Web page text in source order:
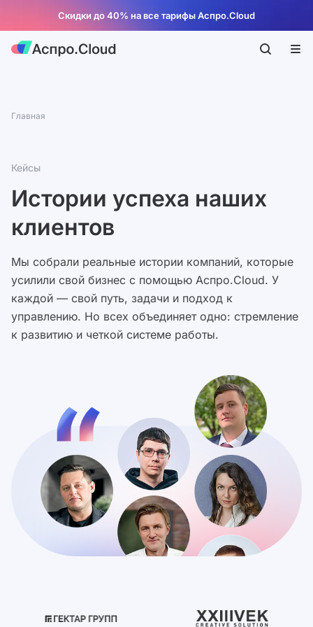
Скидки до 40% на все тарифы Аспро.Cloud
Главная
Кейсы
Истории успеха наших
клиентов
Мы собрали реальные истории компаний, которые
усилили свой бизнес с помощью Аспро.Cloud. У
каждой — свой путь, задачи и подход к
управлению. Но всех объединяет одно: стремление
к развитию и четкой системе работы.